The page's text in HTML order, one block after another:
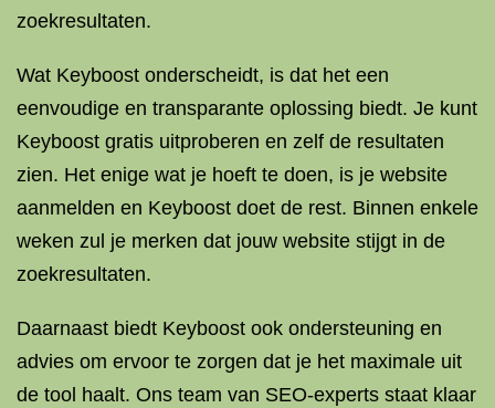
zoekresultaten.
Wat Keyboost onderscheidt, is dat het een
eenvoudige en transparante oplossing biedt. Je kunt
Keyboost gratis uitproberen en zelf de resultaten
zien. Het enige wat je hoeft te doen, is je website
aanmelden en Keyboost doet de rest. Binnen enkele
weken zul je merken dat jouw website stijgt in de
zoekresultaten.
Daarnaast biedt Keyboost ook ondersteuning en
advies om ervoor te zorgen dat je het maximale uit
de tool haalt. Ons team van SEO-experts staat klaar